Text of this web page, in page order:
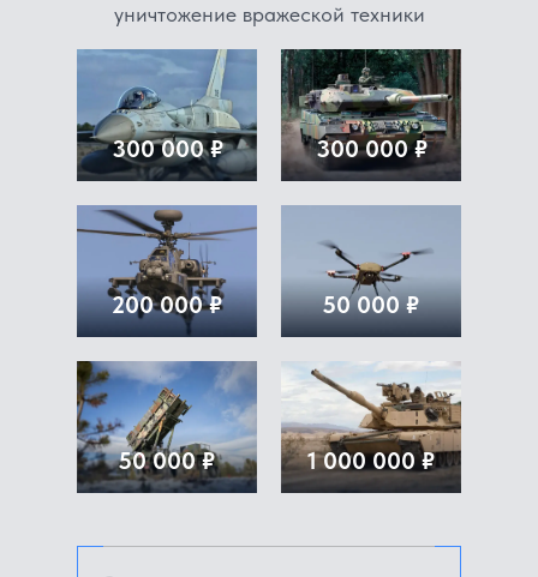
уничтожение вражеской техники
300 000 ₽
50 000 ₽
300 000 ₽
50 000 ₽
200 000 ₽
1 000 000 ₽